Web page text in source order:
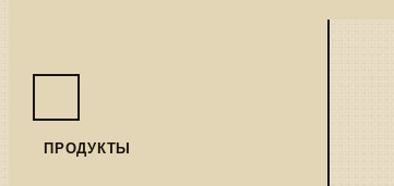
ПРОДУКТЫ